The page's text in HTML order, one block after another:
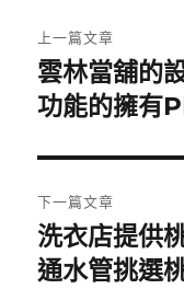
章
導
覽
上一篇文章
上
一
文
章:
雲林當舖的
功能的擁有
下一篇文章
下
一
洗衣店提供
通水管挑選